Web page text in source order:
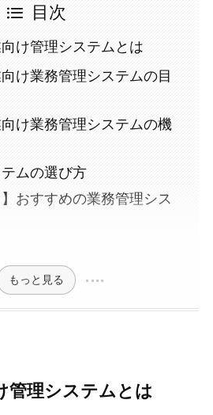
目次
け管理システムとは
け業務管理システムの目
け業務管理システムの機
ムの選び方
】おすすめの業務管理シス
もっと見る
管理システムとは